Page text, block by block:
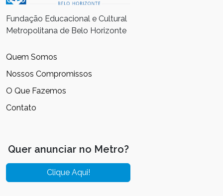
Fundação Educacional e Cultural
Metropolitana de Belo Horizonte
Quem Somos
Nossos Compromissos
O Que Fazemos
Contato
Quer anunciar no Metro?
Clique Aqui!